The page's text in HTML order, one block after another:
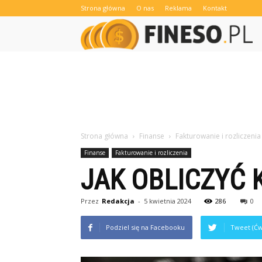
Strona główna O nas Reklama Kontakt
Strona główna Finanse Fakturowanie i rozliczenia
Finanse Fakturowanie i rozliczenia
JAK OBLICZYĆ
Przez Redakcja - 5 kwietnia 2024 286 0
Podziel się na Facebooku Tweet